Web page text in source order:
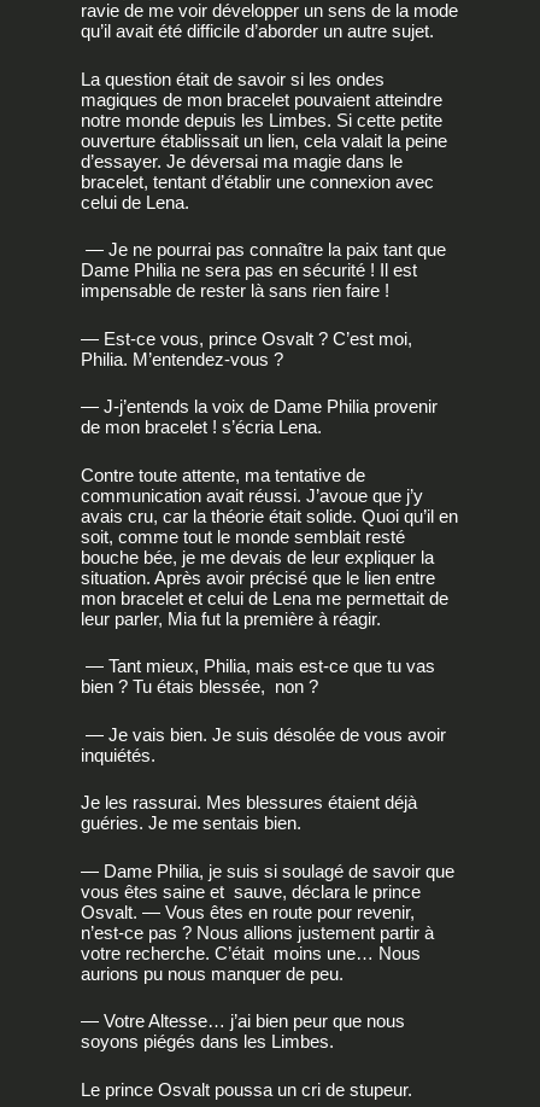
ravie de me voir développer un sens de la mode
qu’il avait été difficile d’aborder un autre sujet.
La question était de savoir si les ondes
magiques de mon bracelet pouvaient atteindre
notre monde depuis les Limbes. Si cette petite
ouverture établissait un lien, cela valait la peine
d’essayer. Je déversai ma magie dans le
bracelet, tentant d’établir une connexion avec
celui de Lena.
— Je ne pourrai pas connaître la paix tant que
Dame Philia ne sera pas en sécurité ! Il est
impensable de rester là sans rien faire !
— Est-ce vous, prince Osvalt ? C’est moi,
Philia. M’entendez-vous ?
— J-j’entends la voix de Dame Philia provenir
de mon bracelet ! s’écria Lena.
Contre toute attente, ma tentative de
communication avait réussi. J’avoue que j’y
avais cru, car la théorie était solide. Quoi qu’il en
soit, comme tout le monde semblait resté
bouche bée, je me devais de leur expliquer la
situation. Après avoir précisé que le lien entre
mon bracelet et celui de Lena me permettait de
leur parler, Mia fut la première à réagir.
— Tant mieux, Philia, mais est-ce que tu vas
bien ? Tu étais blessée, non ?
— Je vais bien. Je suis désolée de vous avoir
inquiétés.
Je les rassurai. Mes blessures étaient déjà
guéries. Je me sentais bien.
— Dame Philia, je suis si soulagé de savoir que
vous êtes saine et sauve, déclara le prince
Osvalt. — Vous êtes en route pour revenir,
n’est-ce pas ? Nous allions justement partir à
votre recherche. C’était moins une… Nous
aurions pu nous manquer de peu.
— Votre Altesse… j’ai bien peur que nous
soyons piégés dans les Limbes.
Le prince Osvalt poussa un cri de stupeur.